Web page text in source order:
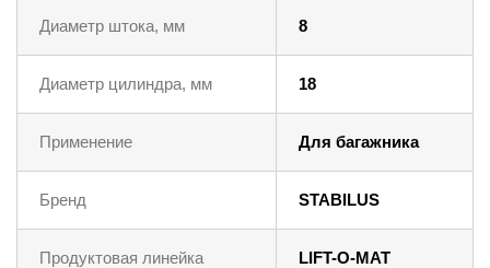
Диаметр штока, мм 8
Диаметр цилиндра, мм 18
Применение Для багажника
Бренд STABILUS
Продуктовая линейка LIFT-O-MAT